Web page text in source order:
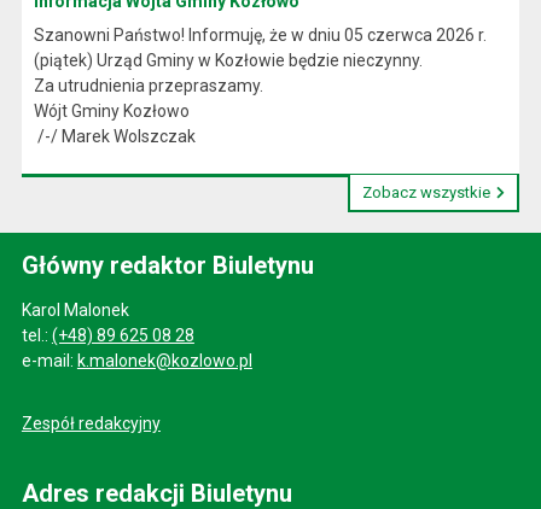
Szanowni Państwo! Informuję, że w dniu 05 czerwca 2026 r.
(piątek) Urząd Gminy w Kozłowie będzie nieczynny.
Za utrudnienia przepraszamy.
Wójt Gminy Kozłowo
/-/ Marek Wolszczak
Zobacz wszystkie
Główny redaktor Biuletynu
Karol Malonek
tel.: (+48) 89 625 08 28
e-mail: k.malonek@kozlowo.pl
Zespół redakcyjny
Adres redakcji Biuletynu